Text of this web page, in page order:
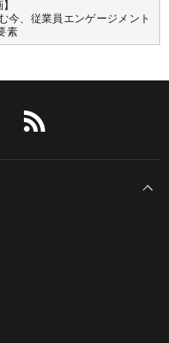
今、従業員エンゲージメント
素